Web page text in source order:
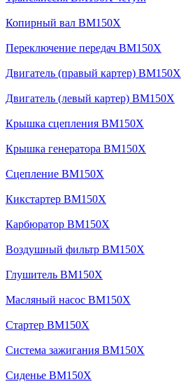
Копирный вал BM150X
Переключение передач BM150X
Двигатель (правый картер) BM150X
Двигатель (левый картер) BM150X
Крышка сцепления BM150X
Крышка генератора BM150X
Сцепление BM150X
Кикстартер BM150X
Карбюратор BM150X
Воздушный фильтр BM150X
Глушитель BM150X
Масляный насос BM150X
Стартер BM150X
Система зажигания BM150X
Сиденье BM150X